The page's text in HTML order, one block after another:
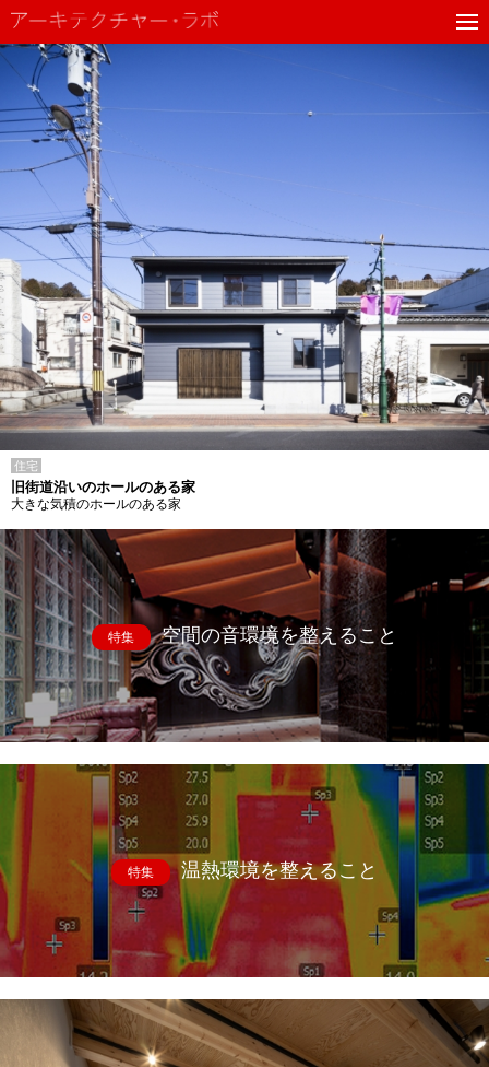
住宅
旧街道沿いのホールのある家
大きな気積のホールのある家
特集 空間の音環境を整えること
特集 温熱環境を整えること